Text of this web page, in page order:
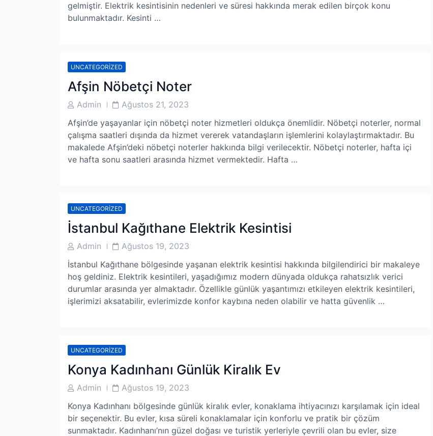
gelmiştir. Elektrik kesintisinin nedenleri ve süresi hakkında merak edilen birçok konu
bulunmaktadır. Kesinti …
UNCATEGORIZED
Afşin Nöbetçi Noter
PostAdmin
PostAğustos 21, 2023
Afşin’de yaşayanlar için nöbetçi noter hizmetleri oldukça önemlidir. Nöbetçi noterler, normal
çalışma saatleri dışında da hizmet vererek vatandaşların işlemlerini kolaylaştırmaktadır. Bu
makalede Afşin’deki nöbetçi noterler hakkında bilgi verilecektir. Nöbetçi noterler, hafta içi
ve hafta sonu saatleri arasında hizmet vermektedir. Hafta …
UNCATEGORIZED
İstanbul Kağıthane Elektrik Kesintisi
PostAdmin
PostAğustos 19, 2023
İstanbul Kağıthane bölgesinde yaşanan elektrik kesintisi hakkında bilgilendirici bir makaleye
hoş geldiniz. Elektrik kesintileri, yaşadığımız modern dünyada oldukça rahatsızlık verici
durumlar arasında yer almaktadır. Özellikle günlük yaşantımızı etkileyen elektrik kesintileri,
işlerimizi aksatabilir, evlerimizde konfor kaybına neden olabilir ve hatta güvenlik …
UNCATEGORIZED
Konya Kadınhanı Günlük Kiralık Ev
PostAdmin
PostAğustos 19, 2023
Konya Kadınhanı bölgesinde günlük kiralık evler, konaklama ihtiyacınızı karşılamak için ideal
bir seçenektir. Bu evler, kısa süreli konaklamalar için konforlu ve pratik bir çözüm
sunmaktadır. Kadınhanı’nın güzel doğası ve turistik yerleriyle çevrili olan bu evler, size